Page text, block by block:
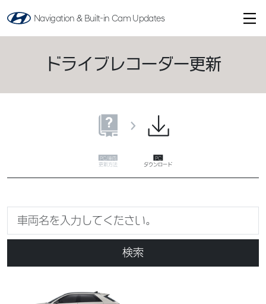
Navigation & Built-in Cam Updates
ドライブレコーダー更新
更新方法 ダウンロード
検索